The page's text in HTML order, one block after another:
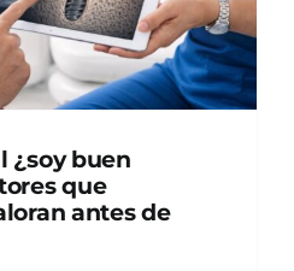
¿soy buen
que
antes de